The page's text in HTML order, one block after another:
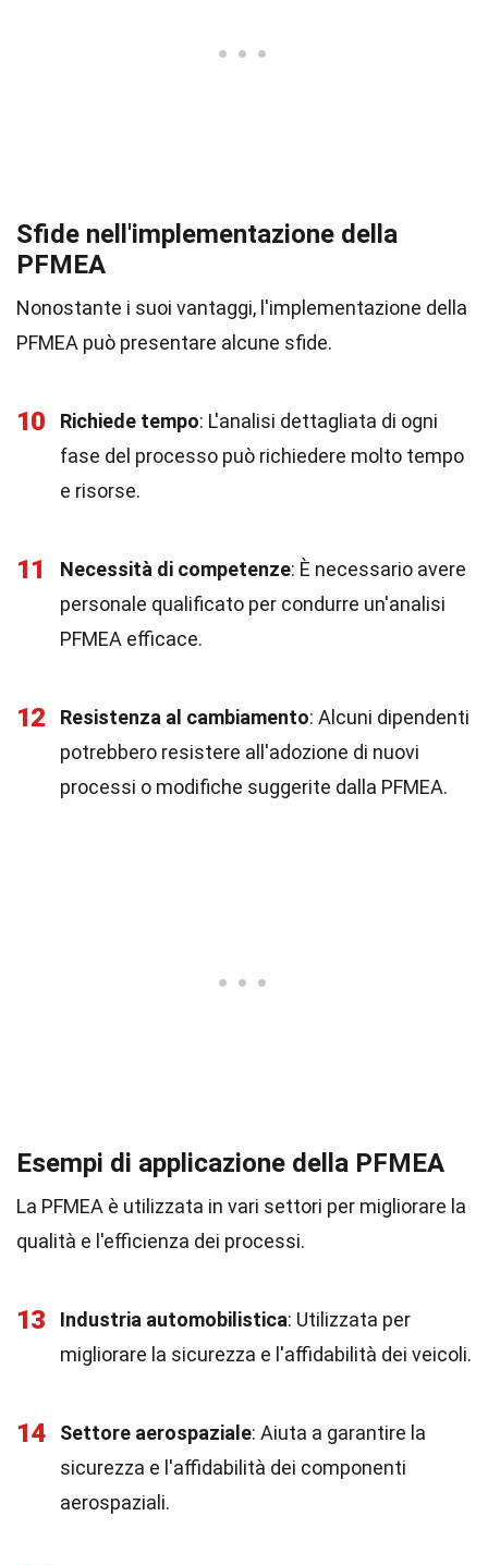
Sfide nell'implementazione della
PFMEA
Nonostante i suoi vantaggi, l'implementazione della
PFMEA può presentare alcune sfide.
10 Richiede tempo: L'analisi dettagliata di ogni
fase del processo può richiedere molto tempo
e risorse.
11 Necessità di competenze: È necessario avere
personale qualificato per condurre un'analisi
PFMEA efficace.
12 Resistenza al cambiamento: Alcuni dipendenti
potrebbero resistere all'adozione di nuovi
processi o modifiche suggerite dalla PFMEA.
Esempi di applicazione della PFMEA
La PFMEA è utilizzata in vari settori per migliorare la
qualità e l'efficienza dei processi.
13 Industria automobilistica: Utilizzata per
migliorare la sicurezza e l'affidabilità dei veicoli.
14 Settore aerospaziale: Aiuta a garantire la
sicurezza e l'affidabilità dei componenti
aerospaziali.